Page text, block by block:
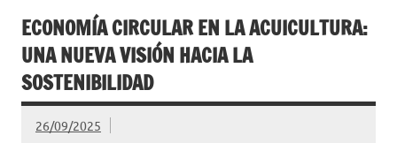
ECONOMÍA CIRCULAR EN LA ACUICULTURA:
UNA NUEVA VISIÓN HACIA LA
SOSTENIBILIDAD
26/09/2025